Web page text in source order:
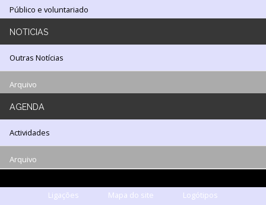
ESCUTA
EXTERNA
130
ANOS
Exposições
Cooperação
Público e voluntariado
NOTICIAS
Outras Notícias
Arquivo
AGENDA
Actividades
Arquivo
Ligações Mapa do site
Logótipos